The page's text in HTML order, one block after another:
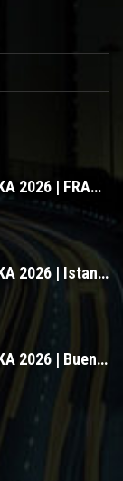
EMMERRE - AUTOMECHANIKA 2026 | FRANKFURT
EMMERRE - AUTOMECHANIKA 2026 | Istanbul
EMMERRE - AUTOMECHANIKA 2026 | Buenos Aires